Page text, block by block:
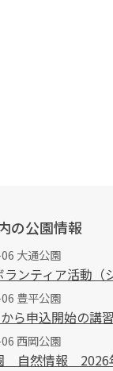
の公園情報
大通公園
ンティア活動（
豊平公園
ら申込開始の講
西岡公園
自然情報 2026